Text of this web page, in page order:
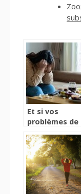
Et si vos
problèmes de
venaient de
votre dos ?